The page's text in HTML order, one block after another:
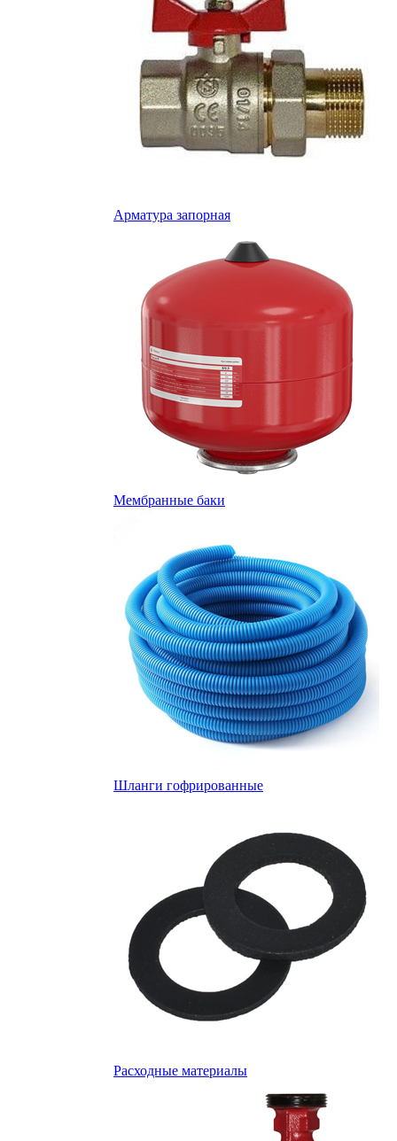
Арматура запорная
Мембранные баки
Шланги гофрированные
Расходные материалы